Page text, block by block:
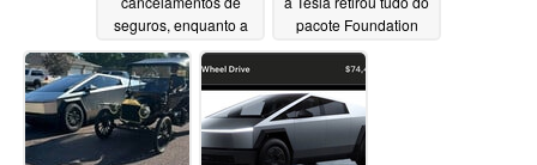
seguros, enquanto a
Progressive nega
novas coberturas
10/10/2024
pacote Foundation
Series até os anéis da
cama10/07/2024